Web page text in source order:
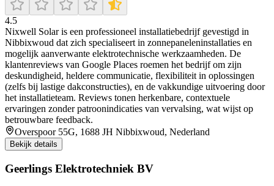
4.5
Nixwell Solar is een professioneel installatiebedrijf gevestigd in
Nibbixwoud dat zich specialiseert in zonnepaneleninstallaties en
mogelijk aanverwante elektrotechnische werkzaamheden. De
klantenreviews van Google Places roemen het bedrijf om zijn
deskundigheid, heldere communicatie, flexibiliteit in oplossingen
(zelfs bij lastige dakconstructies), en de vakkundige uitvoering door
het installatieteam. Reviews tonen herkenbare, contextuele
ervaringen zonder patroonindicaties van vervalsing, wat wijst op
betrouwbare feedback.
Overspoor 55G, 1688 JH Nibbixwoud, Nederland
Bekijk details
Geerlings Elektrotechniek BV